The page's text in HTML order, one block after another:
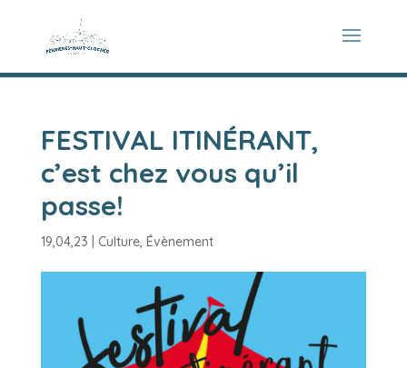
FESTIVAL ITINÉRANT,
c’est chez vous qu’il
passe!
19,04,23 Culture, Évènement